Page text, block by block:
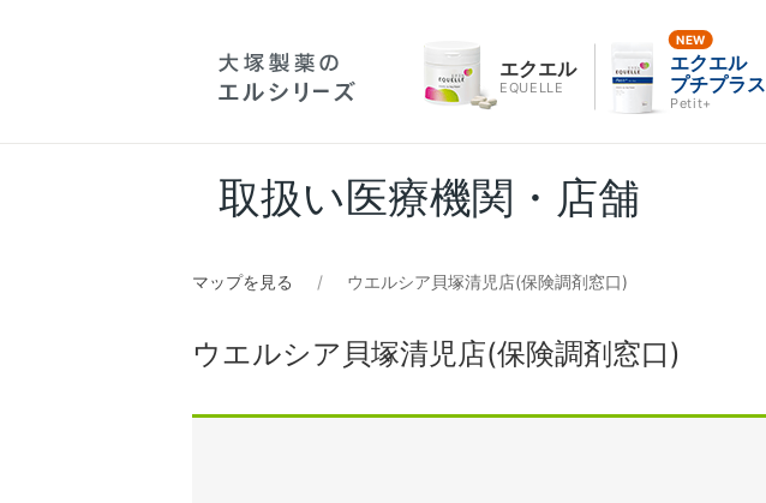
エクエル
EQUELLE
エクエル
プチプラス
Petit+
取扱い医療機関・店舗
マップを見る ウエルシア貝塚清児店(保険調剤窓口)
ウエルシア貝塚清児店(保険調剤窓口)